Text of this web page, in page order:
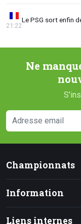
Le PSG sort enfin
21:22
Ne
Championnats
Information
Liens internes